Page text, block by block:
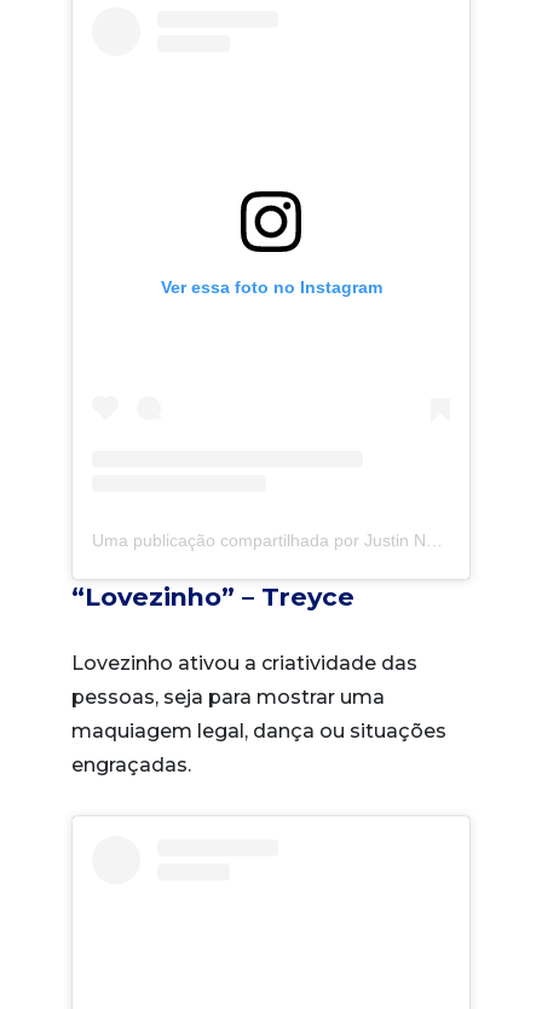
Ver essa foto no Instagram
“Lovezinho” – Treyce
Lovezinho ativou a criatividade das
pessoas, seja para mostrar uma
maquiagem legal, dança ou situações
engraçadas.